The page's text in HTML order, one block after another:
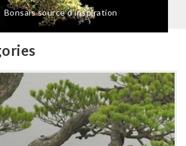
Bonsaïs source d’inspiration